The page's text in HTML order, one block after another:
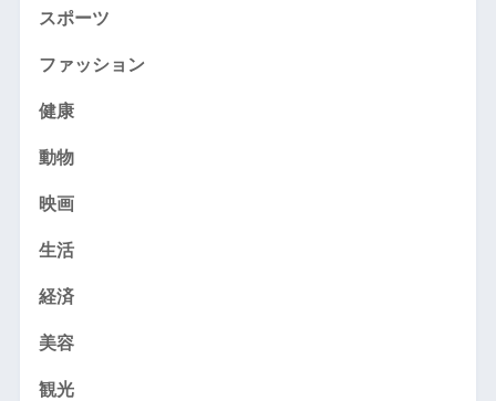
スポーツ
ファッション
健康
動物
映画
生活
経済
美容
観光